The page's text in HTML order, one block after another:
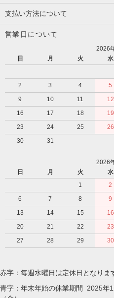
支払い方法について
営業日について
2026
日
月 火 水
2
3 4 5
9
10 11 12
16
17 18 19
23
24 25 26
30
31
2026
日
月 火 水
1
2
6
7 8 9
13
14 15 16
20
21 22 23
27
28 29 30
赤字：毎週水曜日は定休日となりま
青字：年末年始の休業期間 2025年